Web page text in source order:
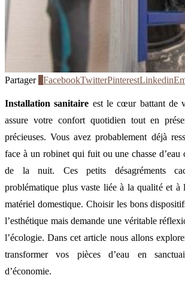
Partager FacebookTwitterPinterestLinkedin
Installation sanitaire est le cœur battant de
assure votre confort quotidien tout en
précieuses. Vous avez probablement déjà
face à un robinet qui fuit ou une chasse d’eau
de la nuit. Ces petits désagréments
problématique plus vaste liée à la qualité et à
matériel domestique. Choisir les bons
l’esthétique mais demande une véritable
l’écologie. Dans cet article nous allons
transformer vos pièces d’eau en
d’économie.